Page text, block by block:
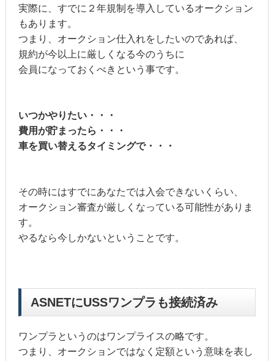
実際に、すでに２年規制を導入しているオークション
もあります。
つまり、オークション仕入れをしたいのであれば、
規約が今以上に厳しくなる今のうちに
会員になっておくべきという事です。
いつかやりたい・・・
費用が貯まったら・・・
車を買い替えるタイミングで・・・
その時にはすでにあなたでは入会できないくらい、
オークション審査が厳しくなっている可能性がありま
す。
やるなら今しかないということです。
ASNETにUSSワンプラも接続済み
ワンプラというのはワンプライスの略です。
つまり、オークションではなく定額という意味を表し